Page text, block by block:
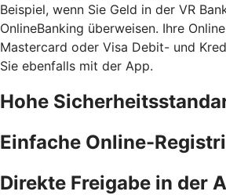
Beispiel, wenn Sie Geld in der VR
OnlineBanking überweisen. Ihre
Mastercard oder Visa Debit- und
Sie ebenfalls mit der App.
Hohe
Einfache Online-
Direkte Freigabe in der